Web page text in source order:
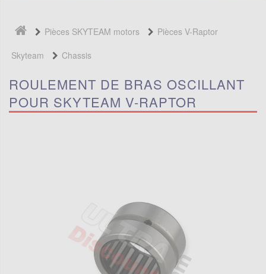
Pièces SKYTEAM motors
Pièces V-Raptor
Skyteam
Chassis
ROULEMENT DE BRAS OSCILLANT
POUR SKYTEAM V-RAPTOR